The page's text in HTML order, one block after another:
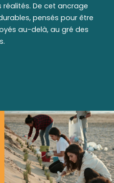
réalités. De cet ancrage
pensés pour être
au-delà, au gré des